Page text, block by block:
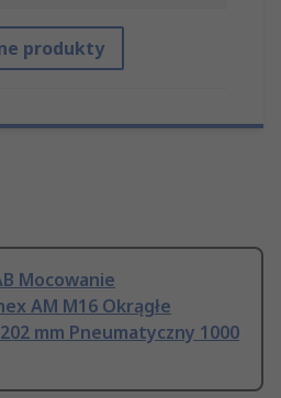
produkty
Mocowanie
AM M16 Okrągłe
mm Pneumatyczny 1000